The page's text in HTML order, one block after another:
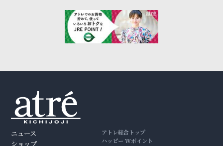
ニュース
ショップ
アトレ総合トップ
ハッピー Wポイント